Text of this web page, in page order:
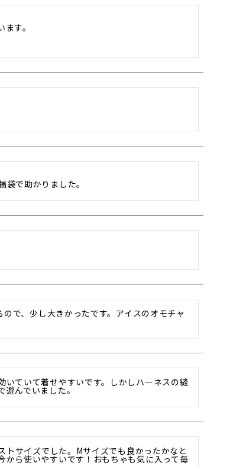
す。
で助かりました。
で、少し大きかったです。アイスのオモチャ
いていて着せやすいです。しかしハーネスの縫
んでいました。
サイズでした。Mサイズでも良かったかなと
から使いやすいです！おもちゃも気に入って毎